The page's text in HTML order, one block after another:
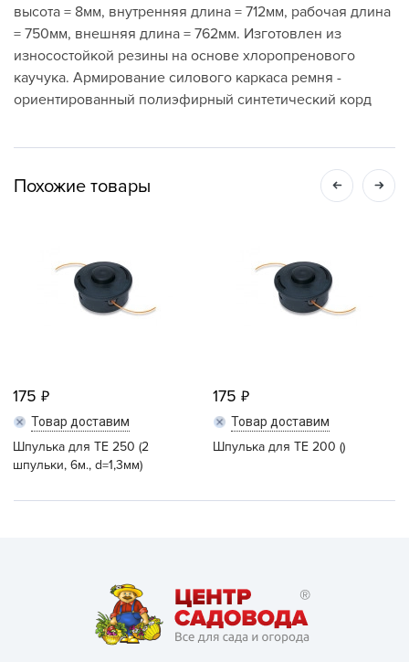
высота = 8мм, внутренняя длина = 712мм, рабочая длина
= 750мм, внешняя длина = 762мм. Изготовлен из
износостойкой резины на основе хлоропренового
каучука. Армирование силового каркаса ремня -
ориентированный полиэфирный синтетический корд
Похожие товары
175
Товар доставим
Шпулька для ТЕ 250 (2
шпульки, 6м., d=1,3мм)
175
Товар доставим
Шпулька для ТЕ 200 ()